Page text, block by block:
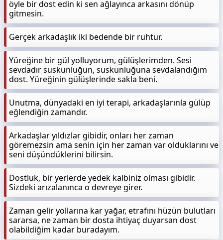
öyle bir dost edin ki sen ağlayınca arkasını dönüp
gitmesin.
Gerçek arkadaşlık iki bedende bir ruhtur.
Yüreğine bir gül yolluyorum, gülüşlerimden. Sesi
sevdadır suskunluğun, suskunluğuna sevdalandığım
dost. Yüreğinin gülüşlerinde sakla beni.
Unutma, dünyadaki en iyi terapi, arkadaşlarınla gülüp
eğlendiğin zamandır.
Arkadaşlar yıldızlar gibidir, onları her zaman
göremezsin ama senin için her zaman var olduklarını ve
seni düşündüklerini bilirsin.
Dostluk, bir yerlerde yedek kalbiniz olması gibidir.
Sizdeki arızalanınca o devreye girer.
Zaman gelir yollarına kar yağar, etrafını hüzün bulutları
sararsa, ne zaman bir dosta ihtiyaç duyarsan dost
olabildiğim kadar buradayım.